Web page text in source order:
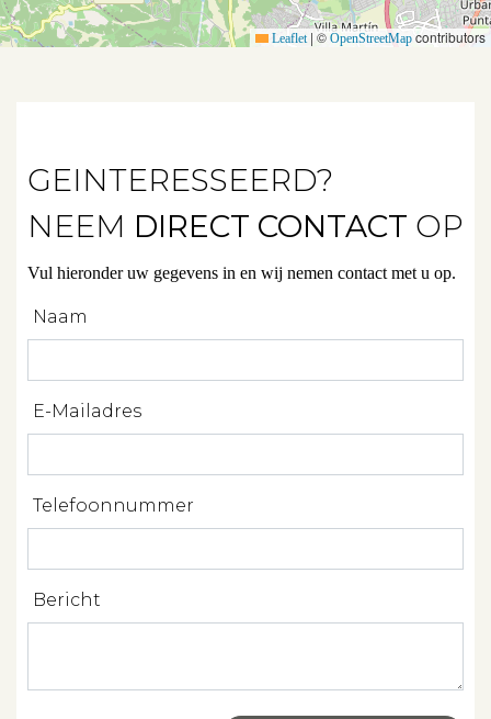
Verhuren
Zoeken
Spanje
Over ons
Contact
Leaflet | ©OpenStreetMap contributors
GEINTERESSEERD?
NEEM DIRECT CONTACT OP
Vul hieronder uw gegevens in en wij nemen contact met u op.
Naam
E-Mailadres
Telefoonnummer
Bericht